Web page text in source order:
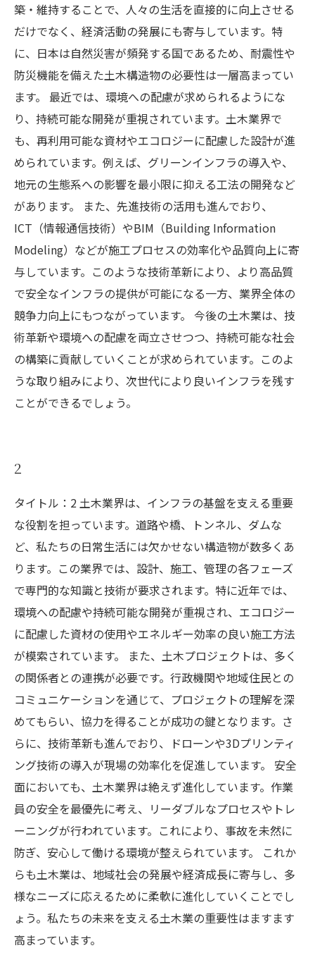
築・維持することで、人々の生活を直接的に向上させる
だけでなく、経済活動の発展にも寄与しています。特
に、日本は自然災害が頻発する国であるため、耐震性や
防災機能を備えた土木構造物の必要性は一層高まってい
ます。 最近では、環境への配慮が求められるようにな
り、持続可能な開発が重視されています。土木業界で
も、再利用可能な資材やエコロジーに配慮した設計が進
められています。例えば、グリーンインフラの導入や、
地元の生態系への影響を最小限に抑える工法の開発など
があります。 また、先進技術の活用も進んでおり、
ICT（情報通信技術）やBIM（Building Information
Modeling）などが施工プロセスの効率化や品質向上に寄
与しています。このような技術革新により、より高品質
で安全なインフラの提供が可能になる一方、業界全体の
競争力向上にもつながっています。 今後の土木業は、技
術革新や環境への配慮を両立させつつ、持続可能な社会
の構築に貢献していくことが求められています。このよ
うな取り組みにより、次世代により良いインフラを残す
ことができるでしょう。
2
タイトル：2 土木業界は、インフラの基盤を支える重要
な役割を担っています。道路や橋、トンネル、ダムな
ど、私たちの日常生活には欠かせない構造物が数多くあ
ります。この業界では、設計、施工、管理の各フェーズ
で専門的な知識と技術が要求されます。特に近年では、
環境への配慮や持続可能な開発が重視され、エコロジー
に配慮した資材の使用やエネルギー効率の良い施工方法
が模索されています。 また、土木プロジェクトは、多く
の関係者との連携が必要です。行政機関や地域住民との
コミュニケーションを通じて、プロジェクトの理解を深
めてもらい、協力を得ることが成功の鍵となります。さ
らに、技術革新も進んでおり、ドローンや3Dプリンティ
ング技術の導入が現場の効率化を促進しています。 安全
面においても、土木業界は絶えず進化しています。作業
員の安全を最優先に考え、リーダブルなプロセスやトレ
ーニングが行われています。これにより、事故を未然に
防ぎ、安心して働ける環境が整えられています。 これか
らも土木業は、地域社会の発展や経済成長に寄与し、多
様なニーズに応えるために柔軟に進化していくことでし
ょう。私たちの未来を支える土木業の重要性はますます
高まっています。